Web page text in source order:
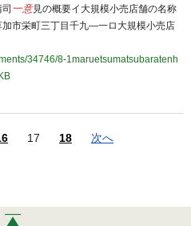
一意見の概要イ大規模小売店舗の名称
市栄町三丁目千九―一ロ大規模小売店
34746/8-1maruetsumatsubaratenh
17 18 次へ